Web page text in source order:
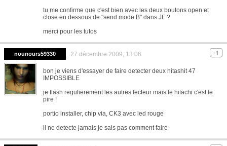
tu me confirme que c'est bien avec les deux boutons open et
close en dessous de "send mode B" dans JF ?
merci pour les tutos
nounours59330 27 décembre 2009, 13:06
bon je viens d'essayer de faire detecter deux hitashit 47
IMPOSSIBLE
je flash regulierement les autres lecteur mais le hitachi c'est le
pire !
portio installer, chip via, CK3 avec led rouge
il ne detecte jamais je sais pas comment faire